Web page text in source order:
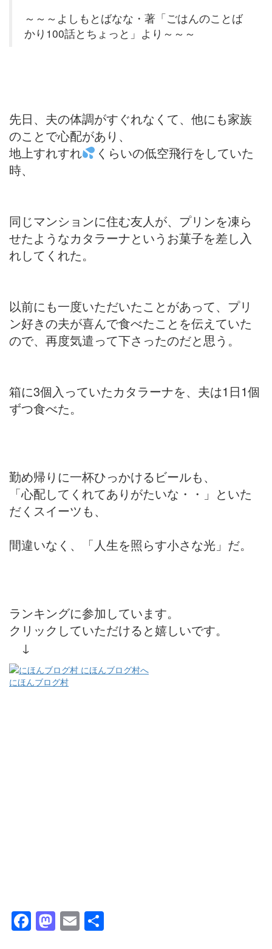
～～～よしもとばなな・著「ごはんのことば
かり100話とちょっと」より～～～
先日、夫の体調がすぐれなくて、他にも家族
のことで心配があり、
地上すれすれ
くらいの低空飛行をしていた
時、
同じマンションに住む友人が、プリンを凍ら
せたようなカタラーナというお菓子を差し入
れしてくれた。
以前にも一度いただいたことがあって、プリ
ン好きの夫が喜んで食べたことを伝えていた
ので、再度気遣って下さったのだと思う。
箱に3個入っていたカタラーナを、夫は1日1個
ずつ食べた。
勤め帰りに一杯ひっかけるビールも、
「心配してくれてありがたいな・・」といた
だくスイーツも、
間違いなく、「人生を照らす小さな光」だ。
ランキングに参加しています。
クリックしていただけると嬉しいです。
↓
にほんブログ村
Facebook
Mastodon
Email